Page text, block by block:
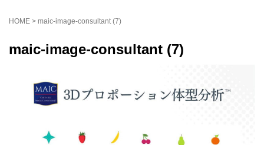
HOME > maic-image-consultant (7)
maic-image-consultant (7)